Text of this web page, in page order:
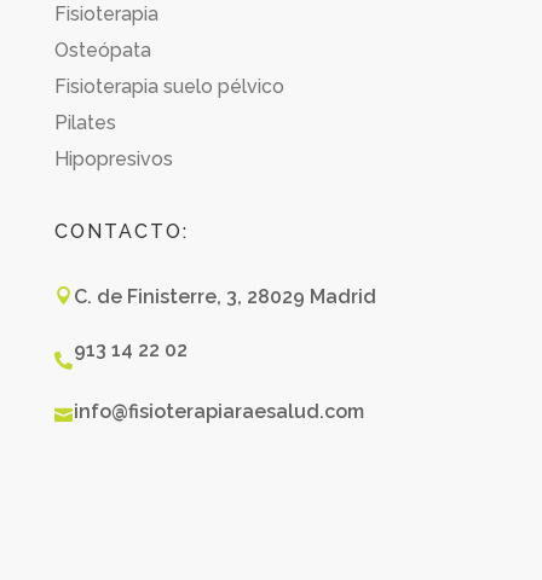
Fisioterapia
Osteópata
Fisioterapia suelo pélvico
Pilates
Hipopresivos
CONTACTO:
 C. de Finisterre, 3, 28029 Madrid
913 14 22 02
info@fisioterapiaraesalud.com